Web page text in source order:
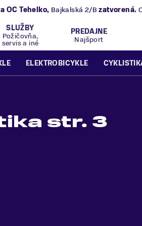
OC Tehelko, Bajkalská 2/B zatvorená.
SLUŽBY
Požičovňa,
servis a iné
PREDAJNE
Najšport
ELEKTROBICYKLE
str. 3